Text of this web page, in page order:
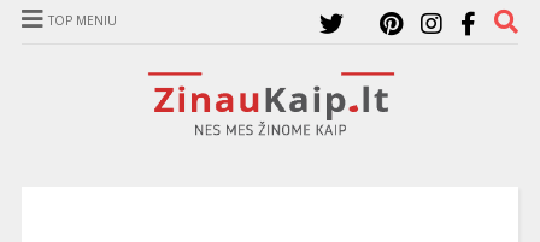
TOP MENIU